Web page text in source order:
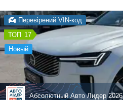
Перевірений VIN-код
17
новый
Абсолютный Авто Лидер 2026